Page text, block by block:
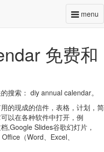
menu
免费和
搜索： diy annual calendar。
的现成的信件，表格，计划，简
以在各种软件中打开，例
,Google Slides谷歌幻灯片，
（Word、Excel、